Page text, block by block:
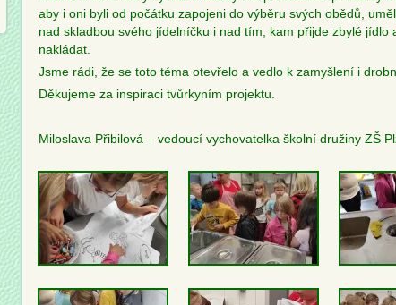
aby i oni byli od počátku zapojeni do výběru svých obědů,
nad skladbou svého jídelníčku i nad tím, kam přijde zbylé jídlo
nakládat.
Jsme rádi, že se toto téma otevřelo a vedlo k zamyšlení i
Děkujeme za inspiraci tvůrkyním projektu.
Miloslava Přibilová – vedoucí vychovatelka školní družiny ZŠ